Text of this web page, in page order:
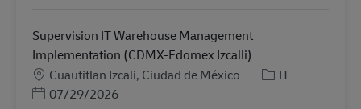
Supervision IT Warehouse Management
Implementation (CDMX-Edomex Izcalli)
Locație
Cuautitlan Izcali, Ciudad de México Categorie
IT
Posted Date
07/29/2026